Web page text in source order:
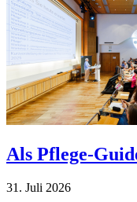
Als Pflege-
31. Juli 2026